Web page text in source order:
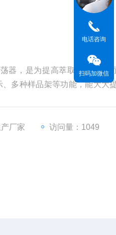
器，是为提高萃取净化效率
多种样品架等功能，能大大
厂家 访问量：1049
电话咨询
扫码加微信